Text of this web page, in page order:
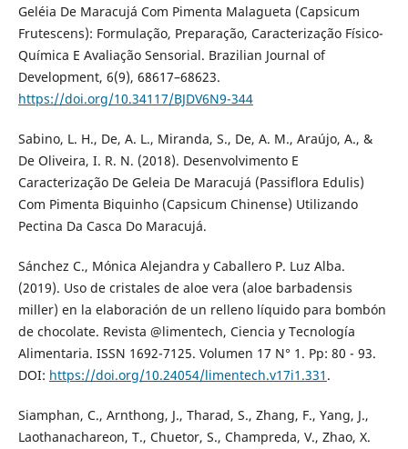
Geléia De Maracujá Com Pimenta Malagueta (Capsicum
Frutescens): Formulação, Preparação, Caracterização Físico-
Química E Avaliação Sensorial. Brazilian Journal of
Development, 6(9), 68617–68623.
https://doi.org/10.34117/BJDV6N9-344
Sabino, L. H., De, A. L., Miranda, S., De, A. M., Araújo, A., &
De Oliveira, I. R. N. (2018). Desenvolvimento E
Caracterização De Geleia De Maracujá (Passiflora Edulis)
Com Pimenta Biquinho (Capsicum Chinense) Utilizando
Pectina Da Casca Do Maracujá.
Sánchez C., Mónica Alejandra y Caballero P. Luz Alba.
(2019). Uso de cristales de aloe vera (aloe barbadensis
miller) en la elaboración de un relleno líquido para bombón
de chocolate. Revista @limentech, Ciencia y Tecnología
Alimentaria. ISSN 1692-7125. Volumen 17 N° 1. Pp: 80 - 93.
DOI: https://doi.org/10.24054/limentech.v17i1.331 .
Siamphan, C., Arnthong, J., Tharad, S., Zhang, F., Yang, J.,
Laothanachareon, T., Chuetor, S., Champreda, V., Zhao, X.